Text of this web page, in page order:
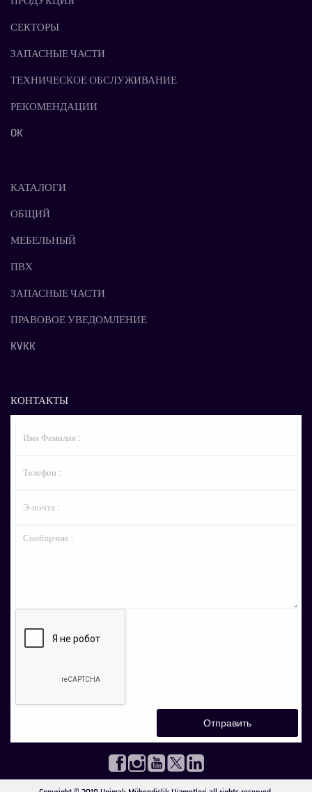
СЕКТОРЫ
ЗАПАСНЫЕ ЧАСТИ
ТЕХНИЧЕСКОЕ ОБСЛУЖИВАНИЕ
РЕКОМЕНДАЦИИ
OK
КАТАЛОГИ
ОБЩИЙ
МЕБЕЛЬНЫЙ
ПВХ
ЗАПАСНЫЕ ЧАСТИ
ПРАВОВОЕ УВЕДОМЛЕНИЕ
KVKK
КОНТАКТЫ
Copyright © 2018 Unimak Mühendislik Hizmetleri all rights reserved.